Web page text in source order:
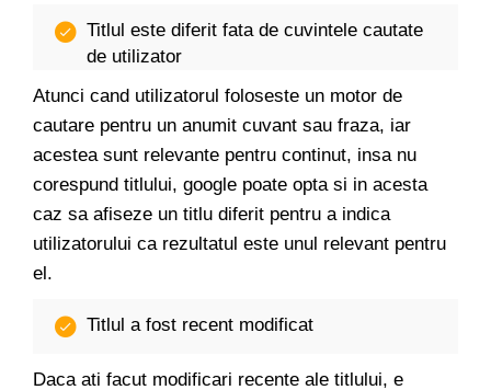
Titlul este diferit fata de cuvintele cautate
de utilizator
Atunci cand utilizatorul foloseste un motor de
cautare pentru un anumit cuvant sau fraza, iar
acestea sunt relevante pentru continut, insa nu
corespund titlului, google poate opta si in acesta
caz sa afiseze un titlu diferit pentru a indica
utilizatorului ca rezultatul este unul relevant pentru
el.
Titlul a fost recent modificat
Daca ati facut modificari recente ale titlului, e